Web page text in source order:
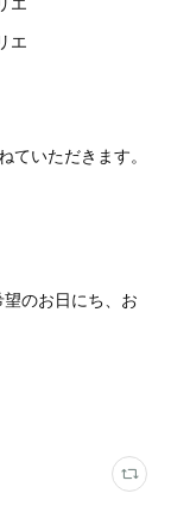
エ
いただきます。
のお日にち、お